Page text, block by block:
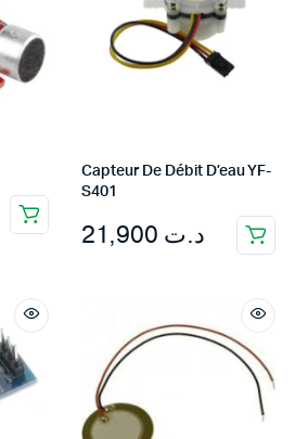
Capteur De Débit D’eau YF-
S401
د.ت